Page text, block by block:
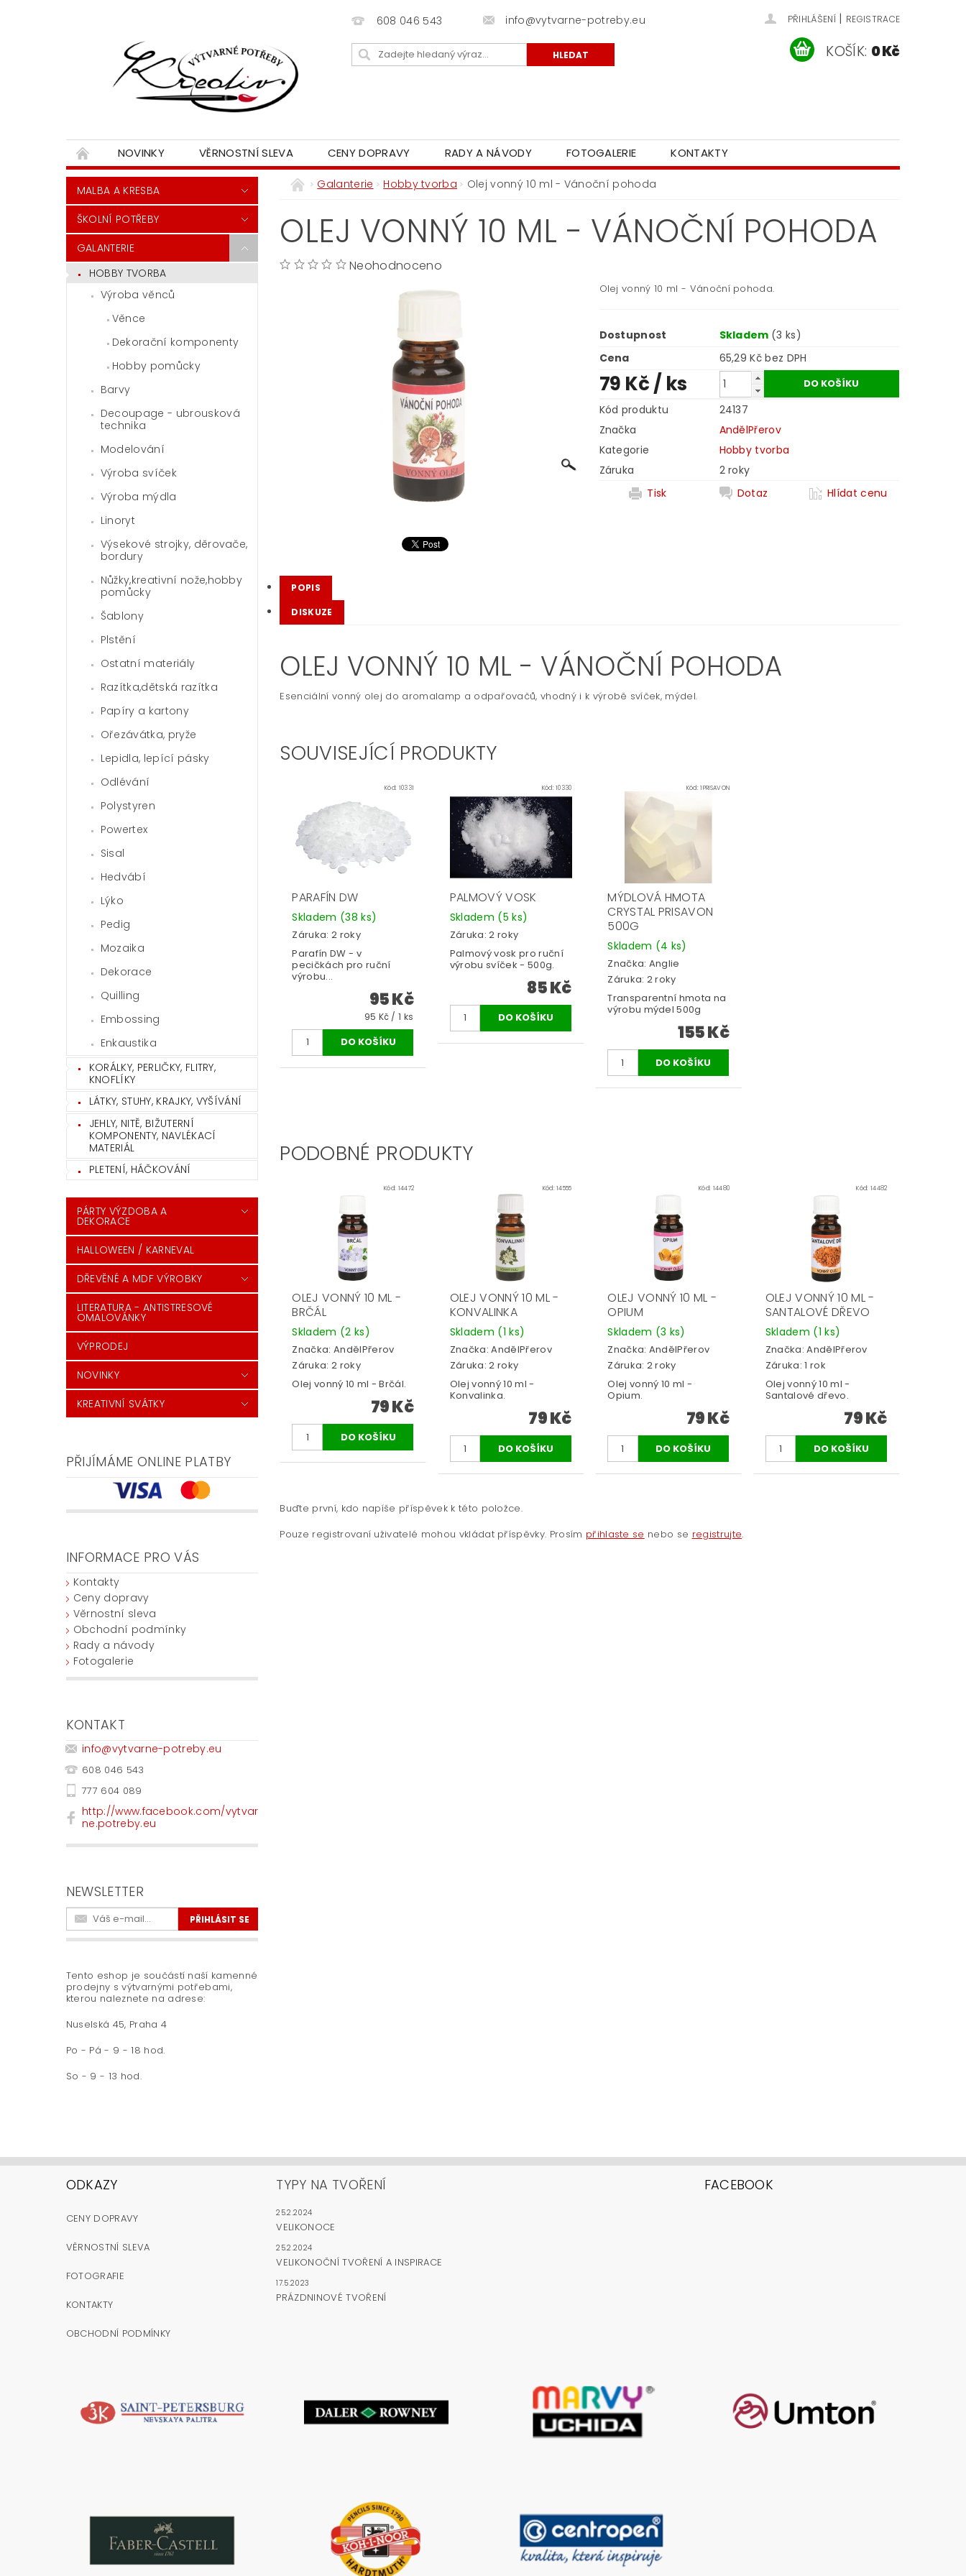
608 046 543 info@vytvarne-potreby.eu PŘIHLÁŠENÍ | REGISTRACE
KOŠÍK: 0 Kč
NOVINKY VĚRNOSTNÍ SLEVA CENY DOPRAVY RADY A NÁVODY FOTOGALERIE KONTAKTY
MALBA A KRESBA
ŠKOLNÍ POTŘEBY
GALANTERIE
HOBBY TVORBA
Výroba věnců
Věnce
Dekorační komponenty
Hobby pomůcky
Barvy
Decoupage - ubrousková
technika
Modelování
Výroba svíček
Výroba mýdla
Linoryt
Výsekové strojky, děrovače,
bordury
Nůžky,kreativní nože,hobby
pomůcky
Šablony
Plstění
Ostatní materiály
Razítka,dětská razítka
Papíry a kartony
Ořezávátka, pryže
Lepidla, lepící pásky
Odlévání
Polystyren
Powertex
Sisal
Hedvábí
Lýko
Pedig
Mozaika
Dekorace
Quilling
Embossing
Enkaustika
KORÁLKY, PERLIČKY, FLITRY,
KNOFLÍKY
LÁTKY, STUHY, KRAJKY, VYŠÍVÁNÍ
JEHLY, NITĚ, BIŽUTERNÍ
KOMPONENTY, NAVLÉKACÍ
MATERIÁL
PLETENÍ, HÁČKOVÁNÍ
PÁRTY VÝZDOBA A
DEKORACE
HALLOWEEN / KARNEVAL
DŘEVĚNÉ A MDF VÝROBKY
LITERATURA - ANTISTRESOVÉ
OMALOVÁNKY
VÝPRODEJ
NOVINKY
KREATIVNÍ SVÁTKY
PŘIJÍMÁME ONLINE PLATBY
INFORMACE PRO VÁS
Kontakty
Ceny dopravy
Věrnostní sleva
Obchodní podmínky
Rady a návody
Fotogalerie
KONTAKT
info@vytvarne-potreby.eu
608 046 543
777 604 089
http://www.facebook.com/vytvar
ne.potreby.eu
NEWSLETTER
Tento eshop je součástí naší kamenné
prodejny s výtvarnými potřebami,
kterou naleznete na adrese:
Nuselská 45, Praha 4
Po - Pá - 9 - 18 hod.
So - 9 - 13 hod.
Galanterie Hobby tvorba Olej vonný 10 ml - Vánoční pohoda
OLEJ VONNÝ 10 ML - VÁNOČNÍ POHODA
Neohodnoceno
Olej vonný 10 ml - Vánoční pohoda.
Dostupnost Skladem (3 ks)
Cena
65,29 Kč bez DPH
79 Kč/ ks
Kód produktu
24137
Značka
AndělPřerov
Kategorie
Hobby tvorba
Záruka
2 roky
Tisk
Dotaz Hlídat cenu
POPIS
DISKUZE
OLEJ VONNÝ 10 ML - VÁNOČNÍ POHODA
Esenciální vonný olej do aromalamp a odpařovačů, vhodný i k výrobě svíček, mýdel.
SOUVISEJÍCÍ PRODUKTY
Kód: 10331
PARAFÍN DW
Skladem (38 ks)
Záruka: 2 roky
Parafín DW - v
pecičkách pro ruční
výrobu...
95 Kč
95 Kč / 1 ks
Kód:10330
PALMOVÝ VOSK
Skladem (5 ks)
Záruka: 2 roky
Palmový vosk pro ruční
výrobu svíček - 500g.
85 Kč
Kód:1PRISAVON
MÝDLOVÁ HMOTA
CRYSTAL PRISAVON
500G
Skladem (4 ks)
Značka: Anglie
Záruka: 2 roky
Transparentní hmota na
výrobu mýdel 500g
155 Kč
PODOBNÉ PRODUKTY
Kód: 14472
OLEJ VONNÝ 10 ML -
BRČÁL
Skladem (2 ks)
Značka: AndělPřerov
Záruka: 2 roky
Olej vonný 10 ml - Brčál.
79 Kč
Kód:14555
OLEJ VONNÝ 10 ML -
KONVALINKA
Skladem (1 ks)
Značka:AndělPřerov
Záruka: 2 roky
Olej vonný 10 ml -
Konvalinka.
79 Kč
Kód: 14480
OLEJ VONNÝ 10 ML -
OPIUM
Skladem (3 ks)
Značka: AndělPřerov
Záruka: 2 roky
Olej vonný 10 ml -
Opium.
79 Kč
Kód:14482
OLEJ VONNÝ 10 ML -
SANTALOVÉ DŘEVO
Skladem (1 ks)
Značka:AndělPřerov
Záruka: 1 rok
Olej vonný 10 ml -
Santalové dřevo.
79 Kč
Buďte první, kdo napíše příspěvek k této položce.
Pouze registrovaní uživatelé mohou vkládat příspěvky. Prosím přihlaste se nebo se registrujte.
ODKAZY
CENY DOPRAVY
VĚRNOSTNÍ SLEVA
FOTOGRAFIE
KONTAKTY
OBCHODNÍ PODMÍNKY
TYPY NA TVOŘENÍ
25.2.2024
VELIKONOCE
25.2.2024
VELIKONOČNÍ TVOŘENÍ A INSPIRACE
17.5.2023
PRÁZDNINOVÉ TVOŘENÍ
FACEBOOK